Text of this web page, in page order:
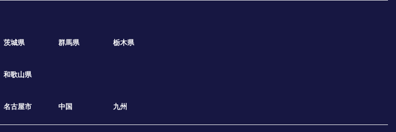
茨城県 群馬県 栃木県
和歌山県
名古屋市 中国 九州